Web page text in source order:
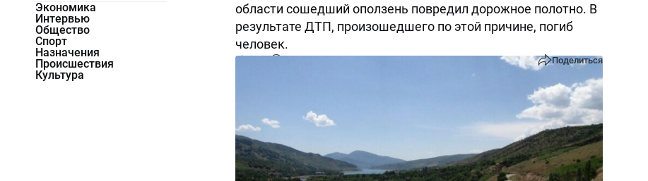
Экономика
Интервью
Общество
Спорт
Назначения
Происшествия
Культура
области сошедший оползень повредил дорожное полотно. В
результате ДТП, произошедшего по этой причине, погиб
человек.
Поделиться